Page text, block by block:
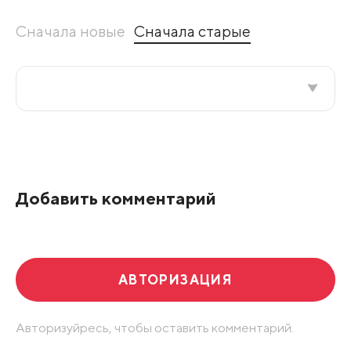
Сначала новые Сначала старые
Добавить комментарий
АВТОРИЗАЦИЯ
Авторизуйресь, чтобы оставить комментарий.